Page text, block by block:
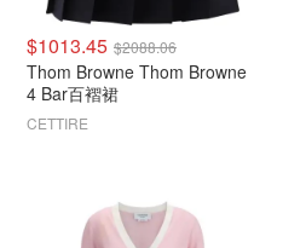
$1013.45 $2088.06
Thom Browne Thom Browne
4 Bar百褶裙
CETTIRE